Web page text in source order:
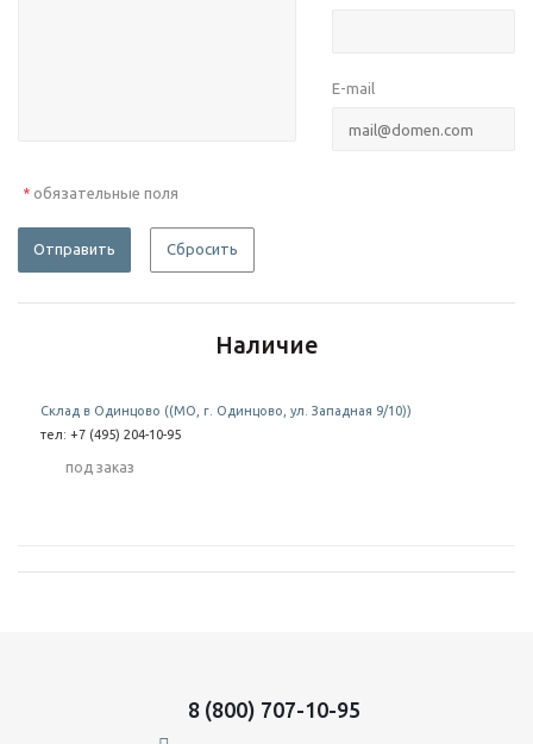
E-mail
* обязательные поля
Отправить Сбросить
Наличие
Склад в Одинцово ((МО, г. Одинцово, ул. Западная 9/10))
тел: +7 (495) 204-10-95
Под заказ
8 (800) 707-10-95